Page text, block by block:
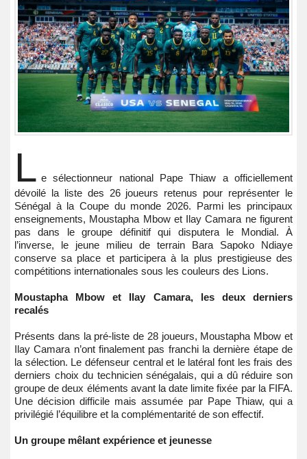
L e sélectionneur national Pape Thiaw a officiellement
dévoilé la liste des 26 joueurs retenus pour représenter le
Sénégal à la Coupe du monde 2026. Parmi les principaux
enseignements, Moustapha Mbow et Ilay Camara ne figurent
pas dans le groupe définitif qui disputera le Mondial. À
l’inverse, le jeune milieu de terrain Bara Sapoko Ndiaye
conserve sa place et participera à la plus prestigieuse des
compétitions internationales sous les couleurs des Lions.
Moustapha Mbow et Ilay Camara, les deux derniers
recalés
Présents dans la pré-liste de 28 joueurs, Moustapha Mbow et
Ilay Camara n’ont finalement pas franchi la dernière étape de
la sélection. Le défenseur central et le latéral font les frais des
derniers choix du technicien sénégalais, qui a dû réduire son
groupe de deux éléments avant la date limite fixée par la FIFA.
Une décision difficile mais assumée par Pape Thiaw, qui a
privilégié l’équilibre et la complémentarité de son effectif.
Un groupe mêlant expérience et jeunesse